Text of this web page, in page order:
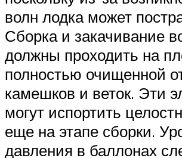
волн лодка может
Сборка и закачивание
должны проходить на
полностью очищенной
камешков и веток. Эти
могут испортить
еще на этапе сборки.
давления в баллонах